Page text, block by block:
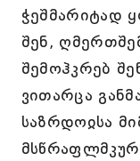
ჭეშმარიტად
შენ,
შემოჰკრებ
ვითარცა
საზრდოჲსა